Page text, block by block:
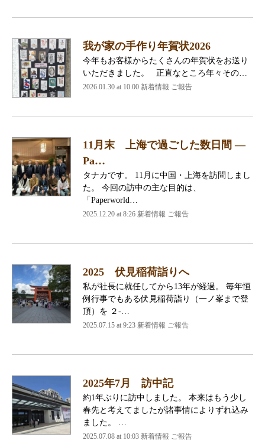
我が家の手作り年賀状2026
今年もお客様からたくさんの年賀状をお送り
いただきました。 正直なところ年々その…
2026.01.30 at 10:00 新着情報 ご報告
11月末 上海で過ごした数日間 ―
Pa…
タナカです。 11月に中国・上海を訪問しまし
た。 今回の訪中の主な目的は、
「Paperworld…
2025.12.20 at 8:26 新着情報 ご報告
2025 伏見稲荷詣りへ
私が社長に就任してから13年が経過。 毎年恒
例行事でもある伏見稲荷詣り（一ノ峯まで登
頂）を ２-…
2025.07.15 at 9:23 新着情報 ご報告
2025年7月 訪中記
約1年ぶりに訪中しました。 本来はもう少し
春先と考えてましたが諸事情によりずれ込み
ました。 …
2025.07.08 at 10:03 新着情報 ご報告